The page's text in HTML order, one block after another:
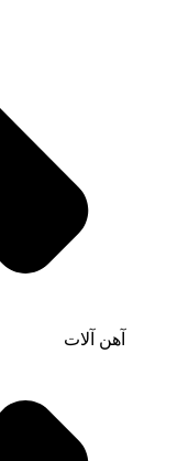
آهن آلات